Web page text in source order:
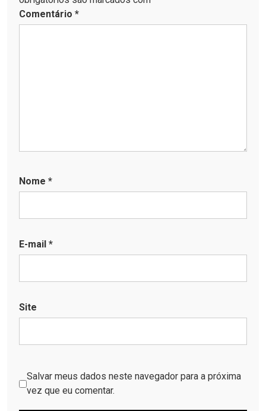
Comentário *
Nome *
E-mail *
Site
Salvar meus dados neste navegador para a próxima
vez que eu comentar.